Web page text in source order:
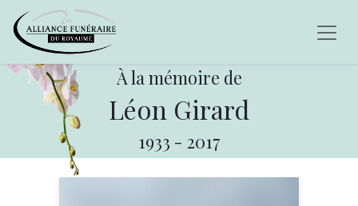
À la mémoire de
Léon Girard
1933 - 2017